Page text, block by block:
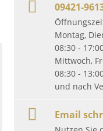
09421-
Montag,
08:30 -
Mittwoch,
08:30 -
und nach
Email